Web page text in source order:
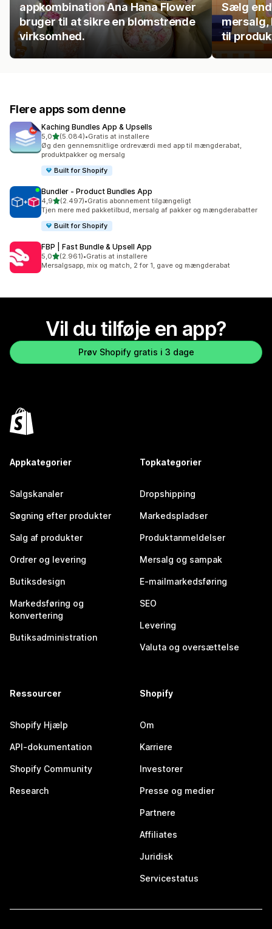
appkombination Ana Hana Flower
bruger til at sikre en blomstrende
virksomhed.
Sælg
mersalg,
til
Flere apps som denne
Kaching Bundles App & Upsells
5,0ud af 5 stjerner
(5.084)
5084 anmeldelser i alt
•Gratis at installere
Øg den gennemsnitlige ordreværdi med app til mængderabat,
produktpakker og mersalg
Built for Shopify
Bundler ‑ Product Bundles App
4,9ud af 5 stjerner
(2.497)
2497 anmeldelser i alt
•Gratis abonnement tilgængeligt
Tjen mere med pakketilbud, mersalg af pakker og mængderabatter
Built for Shopify
FBP | Fast Bundle & Upsell App
5,0ud af 5 stjerner
(2.961)
2961 anmeldelser i alt
•Gratis at installere
Mersalgsapp, mix og match, 2 for 1, gave og mængderabat
Vil du tilføje en app?
Prøv Shopify gratis i 3 dage
Appkategorier
Salgskanaler
Søgning efter produkter
Salg af produkter
Ordrer og levering
Butiksdesign
Markedsføring og
konvertering
Butiksadministration
Topkategorier
Dropshipping
Markedspladser
Produktanmeldelser
Mersalg og sampak
E-mailmarkedsføring
SEO
Levering
Valuta og oversættelse
Ressourcer
Shopify Hjælp
API-dokumentation
Shopify Community
Research
Shopify
Om
Karriere
Investorer
Presse og medier
Partnere
Affiliates
Juridisk
Servicestatus